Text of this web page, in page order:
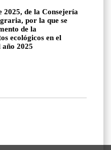
2025, de la Consejería
por la que se
de la
ecológicos en el
2025